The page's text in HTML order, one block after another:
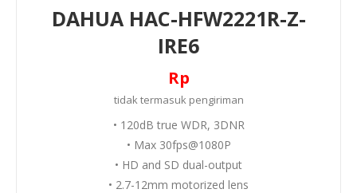
DAHUA HAC-HFW2221R-Z-
IRE6
Rp
tidak termasuk pengiriman
• 120dB true WDR, 3DNR
• Max 30fps@1080P
• HD and SD dual-output
• 2.7-12mm motorized lens